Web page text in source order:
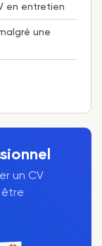
en entretien
une
un CV
être